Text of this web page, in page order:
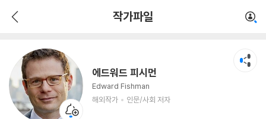
작가파일
에드워드 피시먼
Edward Fishman
해외작가
인문/사회 저자
인문/사회 저자